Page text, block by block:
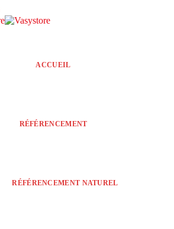
ACCUEIL
RÉFÉRENCEMENT
RÉFÉRENCEMENT NATUREL